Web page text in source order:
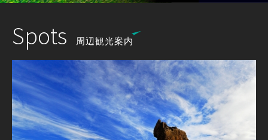
Spots 周辺観光案内